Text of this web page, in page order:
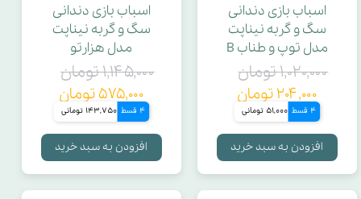
اسباب بازی دندانی
سگ و گربه نیناپت
مدل توپ و طناب B
۱,۰۲۰,۰۰۰ تومان
۲۰۴,۰۰۰ تومان
4 قسط 51,000 تومانی
افزودن به سبد خرید
اسباب بازی دندانی
سگ و گربه نیناپت
مدل هزارتو
۱,۱۴۵,۰۰۰ تومان
۵۷۵,۰۰۰ تومان
4 قسط 143,750 تومانی
افزودن به سبد خرید